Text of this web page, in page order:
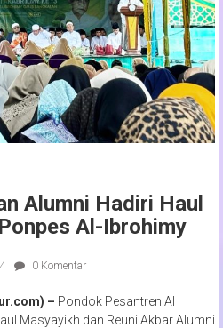
Alumni Hadiri Haul
Al-Ibrohimy
0 Komentar
– Pondok Pesantren Al
Masyayikh dan Reuni Akbar Alumni